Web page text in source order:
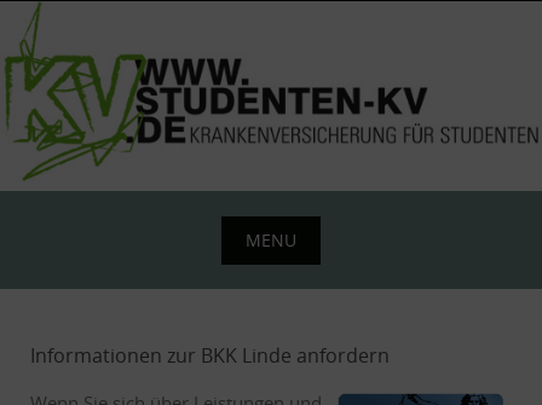
Skip
content
MENU
Skip
content
Informationen zur BKK Linde anfordern